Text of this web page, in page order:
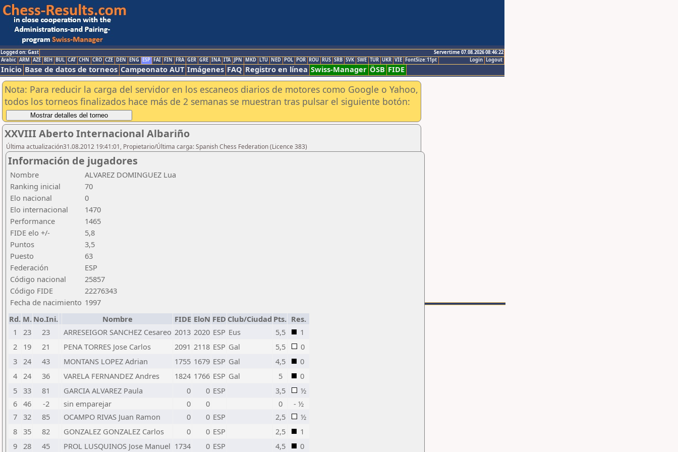
Logged on: Gast
Servertime 07.08.2026 08:46:22
Logout
Login
Arabic ARM AZE BIH BUL CAT CHN CRO CZE DEN ENG ESP FAI FIN FRA GER GRE INA ITA JPN MKD LTU NED POL POR ROU RUS SRB SVK SWE TUR UKR VIE FontSize:11pt
Inicio Base de datos de torneos Campeonato AUT Imágenes FAQ Registro en línea Swiss-Manager ÖSB FIDE
Nota: Para reducir la carga del servidor en los escaneos diarios de motores como Google o Yahoo,
todos los torneos finalizados hace más de 2 semanas se muestran tras pulsar el siguiente botón:
XXVIII Aberto Internacional Albariño
Última actualización31.08.2012 19:41:01, Propietario/Última carga: Spanish Chess Federation (Licence 383)
Información de jugadores
Nombre
ALVAREZ DOMINGUEZ Lua
Ranking inicial
70
Elo nacional
0
Elo internacional
1470
Performance
1465
FIDE elo +/-
5,8
Puntos
3,5
Puesto
63
Federación
ESP
Código nacional
25857
Código FIDE
22276343
Fecha de nacimiento 1997
Rd. M. No.Ini. Nombre FIDE EloN FED Club/Ciudad Pts. Res.
1
23 23 ARRESEIGOR SANCHEZ Cesareo 2013 2020 ESP Eus 5,5
1
2
19 21 PENA TORRES Jose Carlos 2091 2118 ESP Gal 5,5
0
3 24 43 MONTANS LOPEZ Adrian 1755 1679 ESP Gal 4,5
0
4 24 36 VARELA FERNANDEZ Andres 1824 1766 ESP Gal 5
0
5 33 81 GARCIA ALVAREZ Paula 0 0 ESP 3,5
½
6 46 -2 sin emparejar 0 0 0
- ½
7 32 85 OCAMPO RIVAS Juan Ramon 0 0 ESP 2,5
½
8 35 82 GONZALEZ GONZALEZ Carlos 0 0 ESP 2,5
1
9 28 45 PROL LUSQUINOS Jose Manuel 1734 0 ESP 4,5 0